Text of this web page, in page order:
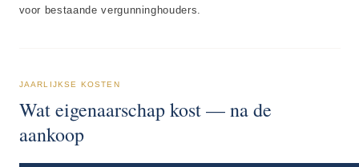
voor bestaande vergunninghouders.
JAARLIJKSE KOSTEN
Wat eigenaarschap kost — na de
aankoop